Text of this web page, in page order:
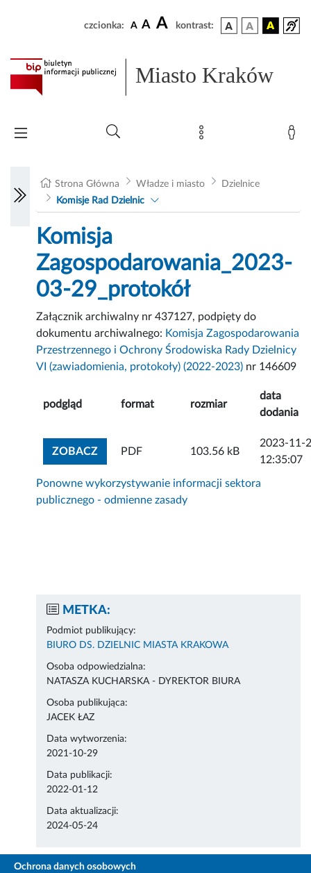
czcionka: A A A kontrast:
Miasto Kraków
Strona Główna Władze i miasto
Dzielnice
Komisje Rad Dzielnic
Komisja
Zagospodarowania_2023-
03-29_protokół
Załącznik archiwalny nr 437127, podpięty do
dokumentu archiwalnego: Komisja Zagospodarowania
Przestrzennego i Ochrony Środowiska Rady Dzielnicy
VI (zawiadomienia, protokoły) (2022-2023) nr 146609
podgląd format rozmiar
data
dodania
ZOBACZZOBACZ ZAŁĄCZNIK
PDF 103.56 kB
2023-11-
12:35:07
Ponowne wykorzystywanie informacji sektora
publicznego - odmienne zasady
METKA:
Podmiot publikujący:
BIURO DS. DZIELNIC MIASTA KRAKOWA
Osoba odpowiedzialna:
NATASZA KUCHARSKA - DYREKTOR BIURA
Osoba publikująca:
JACEK ŁAZ
Data wytworzenia:
2021-10-29
Data publikacji:
2022-01-12
Data aktualizacji:
2024-05-24
Ochrona danych osobowych